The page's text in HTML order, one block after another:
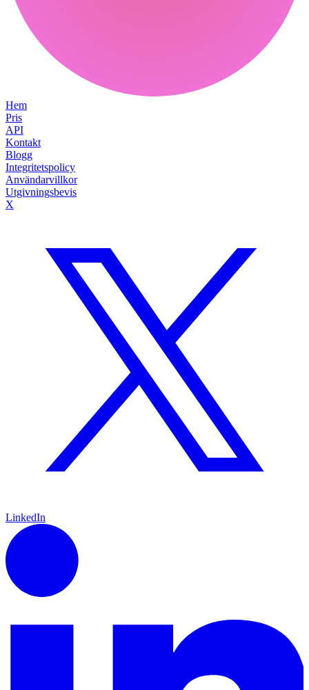
Hem
Pris
API
Kontakt
Blogg
Integritetspolicy
Användarvillkor
Utgivningsbevis
X
LinkedIn